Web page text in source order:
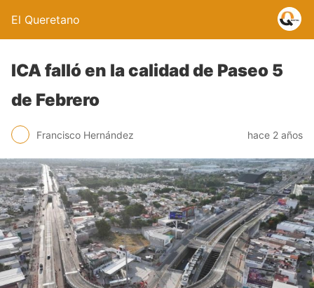
El Queretano
ICA falló en la calidad de Paseo 5
de Febrero
Francisco Hernández hace 2 años